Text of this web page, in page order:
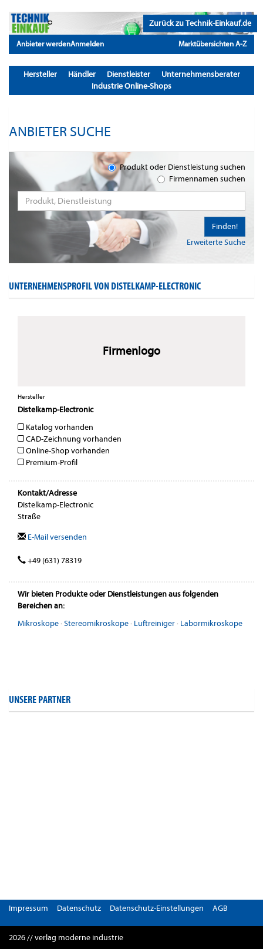
Zurück zu Technik-Einkauf.de
Anbieter werdenAnmelden Marktübersichten A-Z
Hersteller Händler Dienstleister
Unternehmensberater
Industrie Online-Shops
ANBIETER SUCHE
Produkt oder Dienstleistung suchen
Firmennamen suchen
Erweiterte Suche
Finden!
UNTERNEHMENSPROFIL VON DISTELKAMP-ELECTRONIC
Firmenlogo
Hersteller
Distelkamp-Electronic
Katalog vorhanden
CAD-Zeichnung vorhanden
Online-Shop vorhanden
Premium-Profil
Kontakt/Adresse
Distelkamp-Electronic
Straße
E-Mail versenden
+49 (631) 78319
Wir bieten Produkte oder Dienstleistungen aus folgenden
Bereichen an:
Mikroskope·Stereomikroskope· Luftreiniger· Labormikroskope
UNSERE PARTNER
Impressum Datenschutz Datenschutz-Einstellungen AGB
2026 // verlag moderne industrie